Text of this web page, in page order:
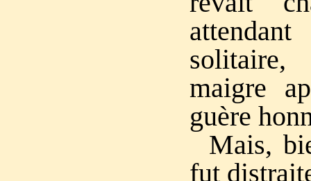
maigre
guère
Mais,
fut